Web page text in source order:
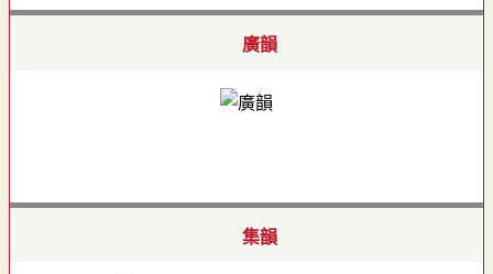
廣韻
集韻